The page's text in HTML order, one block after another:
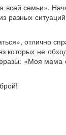
семьи».
разных
отлично
не
фразы: «Моя